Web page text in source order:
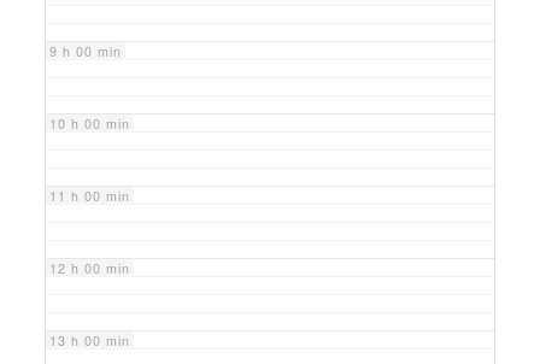
9 h 00 min
10 h 00 min
11 h 00 min
12 h 00 min
13 h 00 min